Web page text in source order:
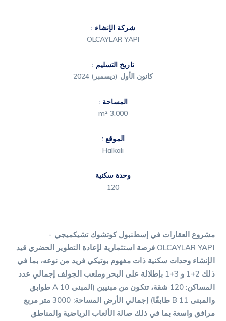
شركة الإنشاء :
OLCAYLAR YAPI
تاريخ التسليم :
كانون الأول (ديسمبر) 2024
المساحة :
3.000 m²
الموقع :
Halkalı
وحدة سكنية
120
مشروع العقارات في إسطنبول كوتشوك تشيكميجي -
OLCAYLAR YAPI فرصة استثمارية لإعادة التطوير الحضري قيد
الإنشاء وحدات سكنية ذات مفهوم بوتيكي فريد من نوعه، بما في
ذلك 2+1 و 3+1 بإطلالة على البحر وملعب الجولف إجمالي عدد
المساكن: 120 شقة، تتكون من مبنيين (المبنى A 10 طوابق
والمبنى B 11 طابقًا) إجمالي الأرض المساحة: 3000 متر مربع
مرافق واسعة بما في ذلك صالة الألعاب الرياضية والمناطق